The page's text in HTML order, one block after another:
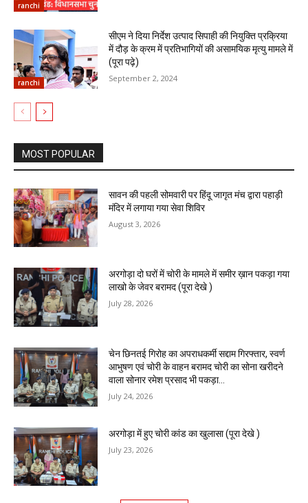
ranchi
ranchi
सीएम ने दिया निर्देश उत्पाद सिपाही की नियुक्ति प्रक्रिया
में दौड़ के क्रम में प्रतिभागियों की असामयिक मृत्यु मामले में
(पूरा पढ़े)
September 2, 2024
MOST POPULAR
सावन की पहली सोमवारी पर हिंदू जागृत मंच द्वारा पहाड़ी
मंदिर में लगाया गया सेवा शिविर
August 3, 2026
अरगोड़ा दो घरों में चोरी के मामले में समीर ख़ान पकड़ा गया
लाखो के जेवर बरामद (पूरा देखे )
July 28, 2026
चेन छिनतई गिरोह का अपराधकर्मी सद्दाम गिरफ्तार, स्वर्ण
आभुषण एवं चोरी के वाहन बरामद चोरी का सोना खरीदने
वाला सोनार रमेश प्रसाद भी पकड़ा...
July 24, 2026
अरगोड़ा में हुए चोरी कांड का खुलासा (पूरा देखे )
July 23, 2026